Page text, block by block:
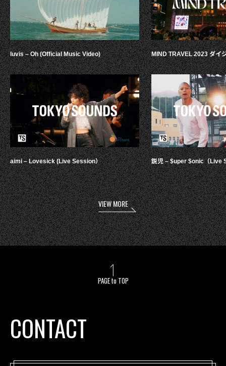
luvis – Oh (Official Music Video)
aimi – Lovesick (Live Session）
MIND TRAVEL 2023 ダイ
鋭児 – $uper $onic（Live
VIEW MORE
PAGE to TOP
CONTACT